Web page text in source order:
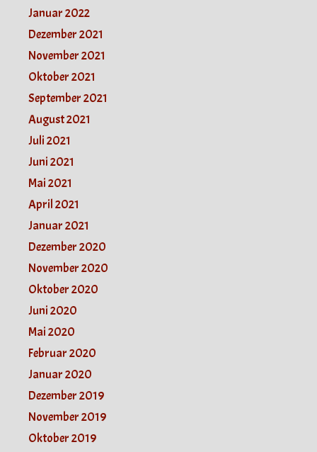
Januar 2022
Dezember 2021
November 2021
Oktober 2021
September 2021
August 2021
Juli 2021
Juni 2021
Mai 2021
April 2021
Januar 2021
Dezember 2020
November 2020
Oktober 2020
Juni 2020
Mai 2020
Februar 2020
Januar 2020
Dezember 2019
November 2019
Oktober 2019